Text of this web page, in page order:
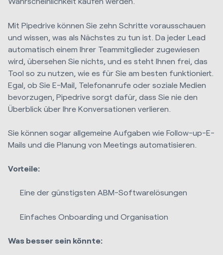
Mit Pipedrive können Sie zehn Schritte vorausschauen
und wissen, was als Nächstes zu tun ist. Da jeder Lead
automatisch einem Ihrer Teammitglieder zugewiesen
wird, übersehen Sie nichts, und es steht Ihnen frei, das
Tool so zu nutzen, wie es für Sie am besten funktioniert.
Egal, ob Sie E-Mail, Telefonanrufe oder soziale Medien
bevorzugen, Pipedrive sorgt dafür, dass Sie nie den
Überblick über Ihre Konversationen verlieren.
Sie können sogar allgemeine Aufgaben wie Follow-up-E-
Mails und die Planung von Meetings automatisieren.
Vorteile:
Eine der günstigsten ABM-Softwarelösungen
Einfaches Onboarding und Organisation
Was besser sein könnte: